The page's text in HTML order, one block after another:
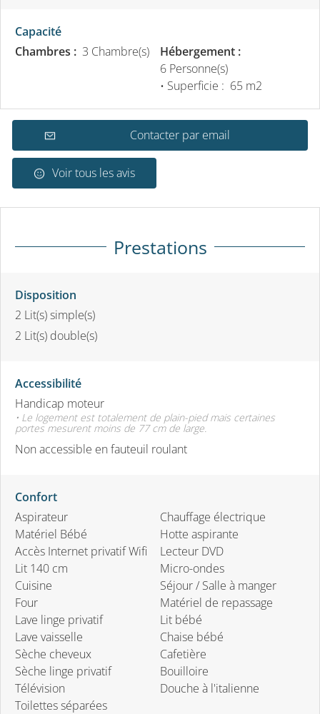
Capacité
Chambres : 3 Chambre(s)
Hébergement :
6 Personne(s)
• Superficie : 65 m2
Contacter par email
Voir tous les avis
Prestations
Disposition
2 Lit(s) simple(s)
2 Lit(s) double(s)
Accessibilité
Handicap moteur
• Le logement est totalement de plain-pied mais certaines
portes mesurent moins de 77 cm de large.
Non accessible en fauteuil roulant
Confort
Aspirateur
Matériel Bébé
Accès Internet privatif Wifi
Lit 140 cm
Cuisine
Four
Lave linge privatif
Lave vaisselle
Sèche cheveux
Sèche linge privatif
Télévision
Toilettes séparées
Chauffage électrique
Hotte aspirante
Lecteur DVD
Micro-ondes
Séjour / Salle à manger
Matériel de repassage
Lit bébé
Chaise bébé
Cafetière
Bouilloire
Douche à l'italienne